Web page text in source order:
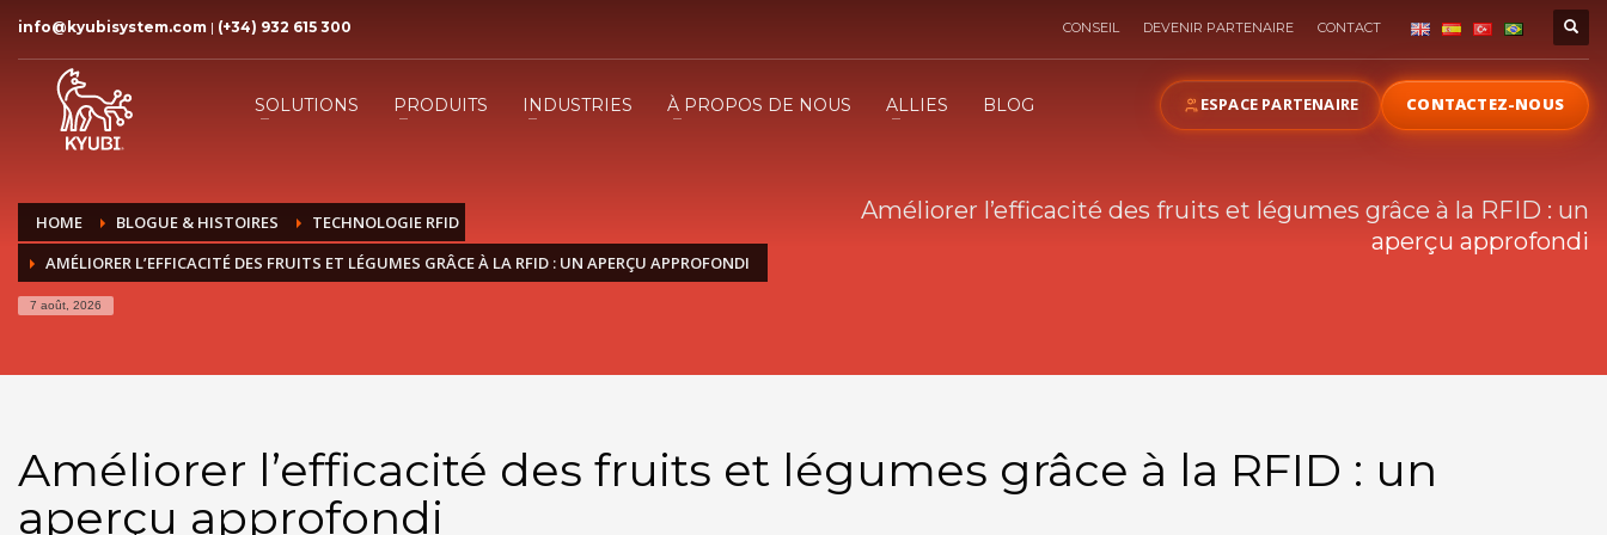
info@kyubisystem.com | (+34) 932 615 300 CONSEIL DEVENIR PARTENAIRE CONTACT
SOLUTIONS PRODUITS INDUSTRIES À PROPOS DE NOUS ALLIES BLOG ESPACE PARTENAIRE CONTACTEZ-NOUS
HOME BLOGUE & HISTOIRES
TECHNOLOGIE RFID
AMÉLIORER L’EFFICACITÉ DES FRUITS ET LÉGUMES GRÂCE À LA RFID : UN APERÇU APPROFONDI
7 août, 2026
Améliorer l’efficacité des fruits et légumes grâce à la RFID : un
aperçu approfondi
Améliorer l’efficacité des fruits et légumes grâce à la RFID : un
aperçu approfondi